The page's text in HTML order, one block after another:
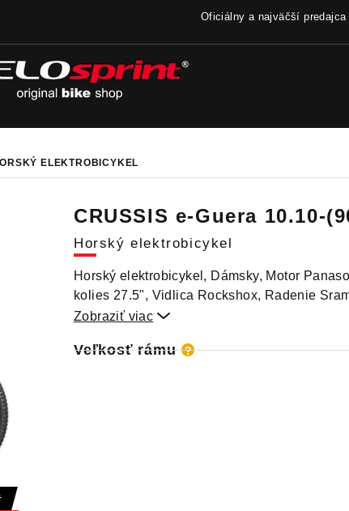
Oficiálny a najväčší
ELEKTROBICYKEL
CRUSSIS e-Guera 10.10-
Horský elektrobicykel
Horský elektrobicykel, Dámsky, Motor
kolies 27.5", Vidlica Rockshox, Radenie
Zobraziť viac 
Veľkosť rámu ?